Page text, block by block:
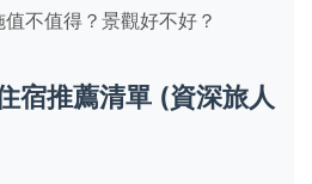
不值得？景觀好不好？
宿推薦清單 (資深旅人